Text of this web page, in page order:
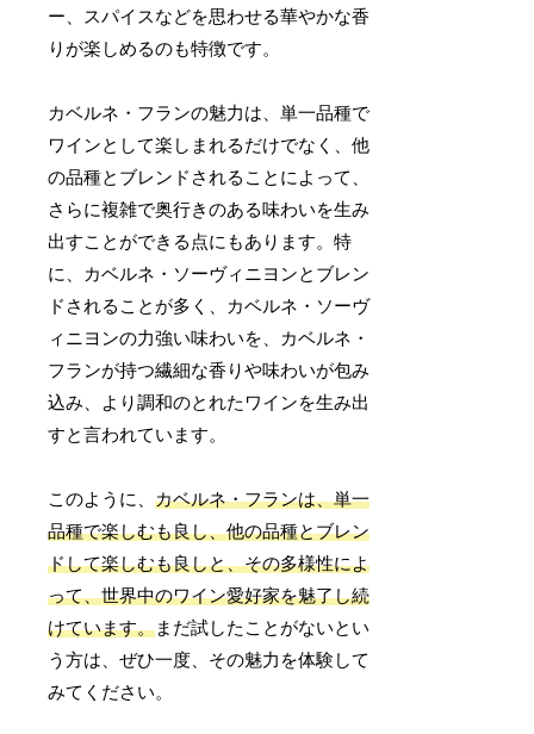
ー、スパイスなどを思わせる華やかな香
りが楽しめるのも特徴です。
カベルネ・フランの魅力は、単一品種で
ワインとして楽しまれるだけでなく、他
の品種とブレンドされることによって、
さらに複雑で奥行きのある味わいを生み
出すことができる点にもあります。特
に、カベルネ・ソーヴィニヨンとブレン
ドされることが多く、カベルネ・ソーヴ
ィニヨンの力強い味わいを、カベルネ・
フランが持つ繊細な香りや味わいが包み
込み、より調和のとれたワインを生み出
すと言われています。
このように、カベルネ・フランは、単一
品種で楽しむも良し、他の品種とブレン
ドして楽しむも良しと、その多様性によ
って、世界中のワイン愛好家を魅了し続
けています。まだ試したことがないとい
う方は、ぜひ一度、その魅力を体験して
みてください。